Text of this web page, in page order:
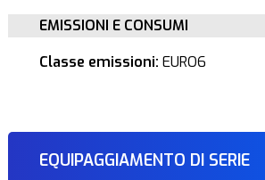
EMISSIONI E CONSUMI
Classe emissioni: EURO6
EQUIPAGGIAMENTO DI SERIE